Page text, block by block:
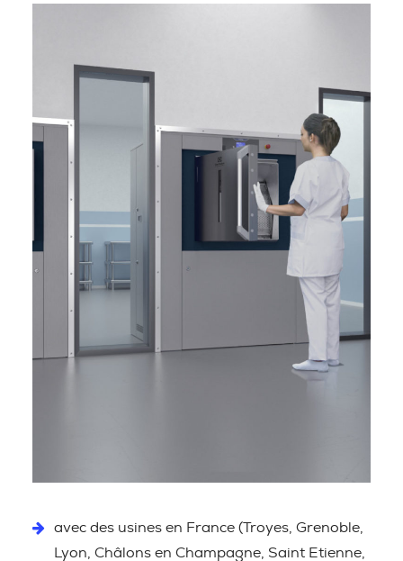
avec des usines en France (Troyes, Grenoble,
Lyon, Châlons en Champagne, Saint Etienne,